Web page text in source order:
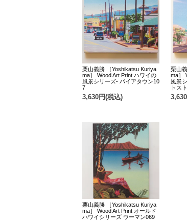
栗山義勝 ［Yoshikatsu Kuriya
ma］ Wood Art Print ハワイの
風景シリーズ- パイアタウン10
7
3,630円(税込)
栗山
ma］
風景
トス
栗山義勝 ［Yoshikatsu Kuriya
ma］ Wood Art Print オールド
ハワイシリーズ ウーマン069